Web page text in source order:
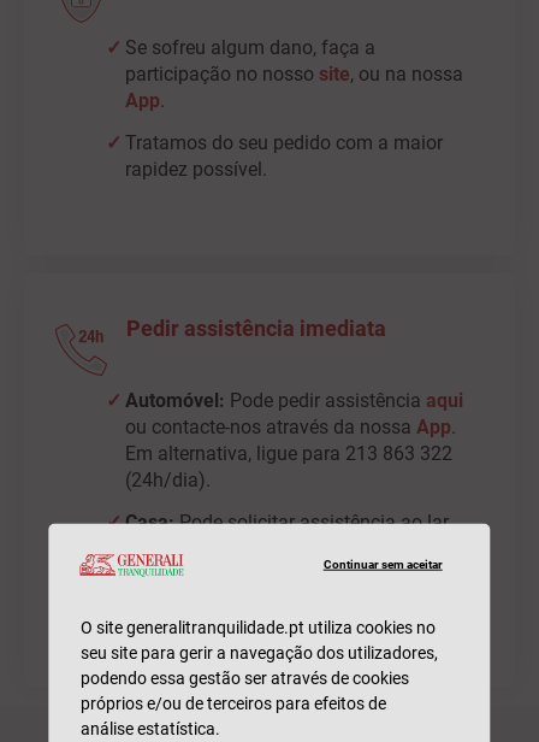
Se sofreu algum dano, faça a
participação no nosso site, ou na nossa
App.
Tratamos do seu pedido com a maior
rapidez possível.
Pedir assistência imediata
Automóvel: Pode pedir assistência aqui
ou contacte-nos através da nossa App.
Em alternativa, ligue para 213 863 322
(24h/dia).
Casa:Pode solicitar assistência ao lar
através
alternativa, ligue para 217 252 328
Continuar sem aceitar
O site generalitranquilidade.pt utiliza cookies no
seu site para gerir a navegação dos utilizadores,
podendo essa gestão ser através de cookies
próprios e/ou de terceiros para efeitos de
análise estatística.